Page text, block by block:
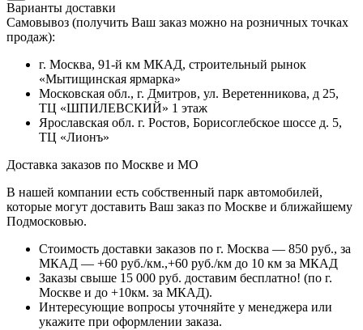
Варианты доставки
Самовывоз (получить Ваш заказ можно на розничных точках
продаж):
г. Москва, 91-й км МКАД, строительный рынок
«Мытищинская ярмарка»
Московская обл., г. Дмитров, ул. Веретенникова, д 25,
ТЦ «ШПИЛЕВСКИЙ» 1 этаж
Ярославская обл. г. Ростов, Борисоглебское шоссе д. 5,
ТЦ «Лионъ»
Доставка заказов по Москве и МО
В нашей компании есть собственный парк автомобилей,
которые могут доставить Ваш заказ по Москве и ближайшему
Подмосковью.
Стоимость доставки заказов по г. Москва — 850 руб., за
МКАД — +60 руб./км.,+60 руб./км до 10 км за МКАД
Заказы свыше 15 000 руб. доставим бесплатно! (по г.
Москве и до +10км. за МКАД).
Интересующие вопросы уточняйте у менеджера или
укажите при оформлении заказа.